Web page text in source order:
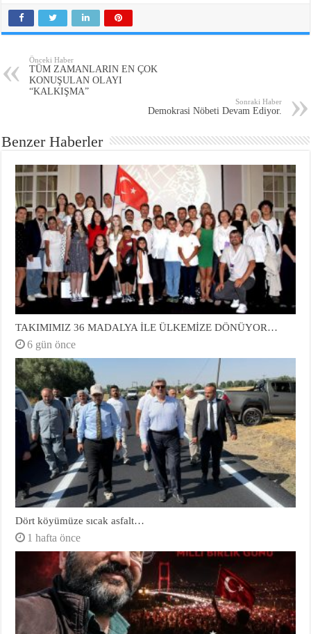
Önceki Haber
TÜM ZAMANLARIN EN ÇOK
KONUŞULAN OLAYI
“KALKIŞMA”
Sonraki Haber
Demokrasi Nöbeti Devam Ediyor.
Benzer Haberler
TAKIMIMIZ 36 MADALYA İLE ÜLKEMİZE DÖNÜYOR…
6 gün önce
Dört köyümüze sıcak asfalt…
1 hafta önce